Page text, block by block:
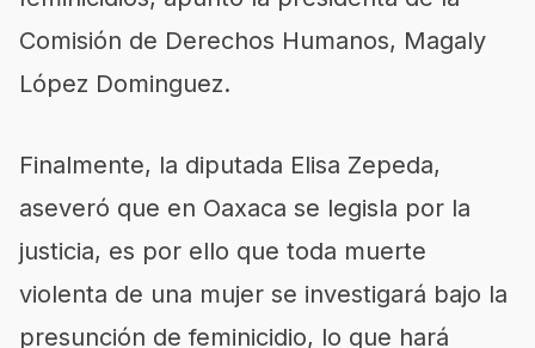
Comisión de Derechos Humanos, Magaly
López Dominguez.
Finalmente, la diputada Elisa Zepeda,
aseveró que en Oaxaca se legisla por la
justicia, es por ello que toda muerte
violenta de una mujer se investigará bajo la
presunción de feminicidio, lo que hará